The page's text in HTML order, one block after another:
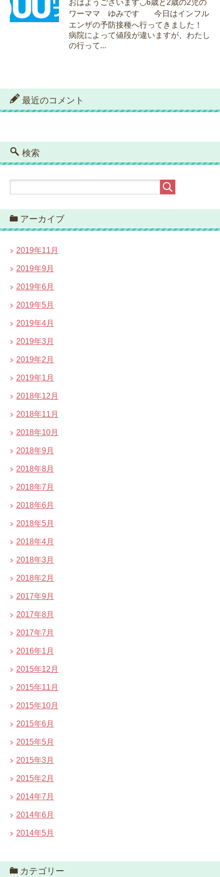
おはようございます◡̈ 6歳と2歳の2児の
ワーママ ゆみです 今日はインフル
エンザの予防接種へ行ってきました！
病院によって値段が違いますが、わたし
の行って...
最近のコメント
検索
アーカイブ
2019年11月
2019年9月
2019年6月
2019年5月
2019年4月
2019年3月
2019年2月
2019年1月
2018年12月
2018年11月
2018年10月
2018年9月
2018年8月
2018年7月
2018年6月
2018年5月
2018年4月
2018年3月
2018年2月
2017年9月
2017年8月
2017年7月
2016年1月
2015年12月
2015年11月
2015年10月
2015年6月
2015年5月
2015年3月
2015年2月
2014年7月
2014年6月
2014年5月
カテゴリー